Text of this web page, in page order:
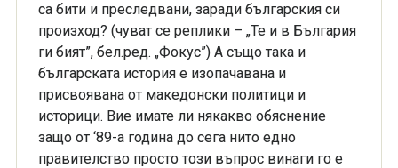
са бити и преследвани, заради българския си
произход? (чуват се реплики – „Те и в България
ги бият”, бел.ред. „Фокус”) А също така и
българската история е изопачавана и
присвоявана от македонски политици и
историци. Вие имате ли някакво обяснение
защо от ‘89-а година до сега нито едно
правителство просто този въпрос винаги го е